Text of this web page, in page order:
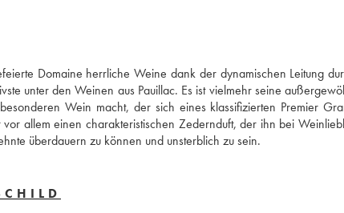
Domaine herrliche Weine dank der dynamischen Leitung
unter den Weinen aus Pauillac. Es ist vielmehr seine
Wein macht, der sich eines klassifizierten Premier
allem einen charakteristischen Zedernduft, der ihn bei
überdauern zu können und unsterblich zu sein.